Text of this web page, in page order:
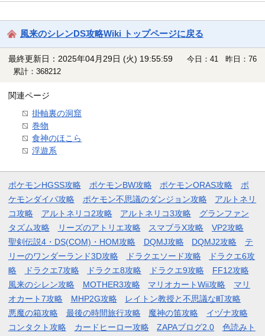
風来のシレンDS攻略Wiki トップページに戻る
最終更新日：2025年04月29日 (火) 19:55:59
今日：41 昨日：76
累計：368212
関連ページ
掛軸裏の洞窟
巻物
食神のほこら
浮遊系
ポケモンHGSS攻略 ポケモンBW攻略 ポケモンORAS攻略
ポ
ケモンダイパ攻略
ポケモン不思議のダンジョン攻略
アルトネリ
コ攻略
アルトネリコ2攻略 アルトネリコ3攻略
グランファン
タズム攻略
リーズのアトリエ攻略 スマブラX攻略
VP2攻略
聖剣伝説4・DS(COM)・HOM攻略
DQMJ攻略 DQMJ2攻略
テ
リーのワンダーランド3D攻略
ドラクエソード攻略
ドラクエ6攻
略
ドラクエ7攻略 ドラクエ8攻略 ドラクエ9攻略
FF12攻略
風来のシレン攻略
MOTHER3攻略 マリオカートWii攻略
マリ
オカート7攻略
MHP2G攻略
レイトン教授と不思議な町攻略
悪魔の箱攻略
最後の時間旅行攻略 魔神の笛攻略
イヅナ攻略
コンタクト攻略
カードヒーロー攻略 ZAPAブログ2.0 色読みト